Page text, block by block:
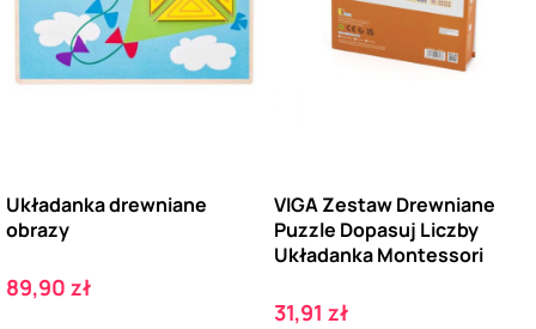
Układanka drewniane
obrazy
Cena
89,90 zł
VIGA Zestaw Drewniane
Puzzle Dopasuj Liczby
Układanka Montessori
Cena
31,91 zł